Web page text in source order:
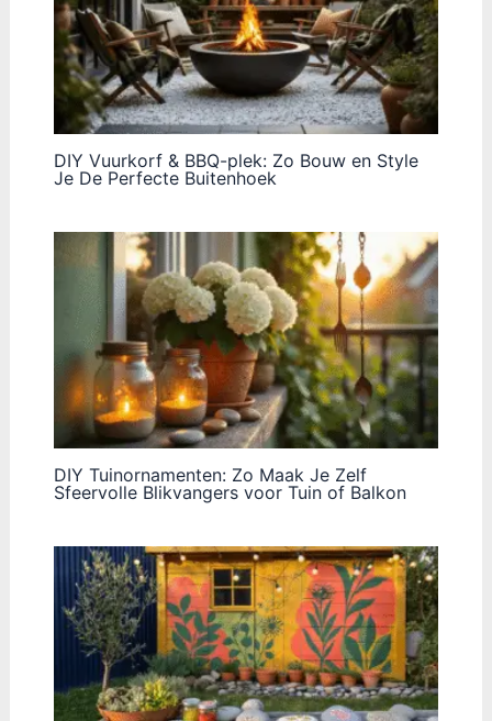
DIY Vuurkorf & BBQ-plek: Zo Bouw en Style
Je De Perfecte Buitenhoek
DIY Tuinornamenten: Zo Maak Je Zelf
Sfeervolle Blikvangers voor Tuin of Balkon